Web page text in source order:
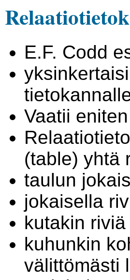
E.F. Codd
Vaatii
(table) yhtä
taulun
jokaisella
kutakin
kuhunkin
välittömästi